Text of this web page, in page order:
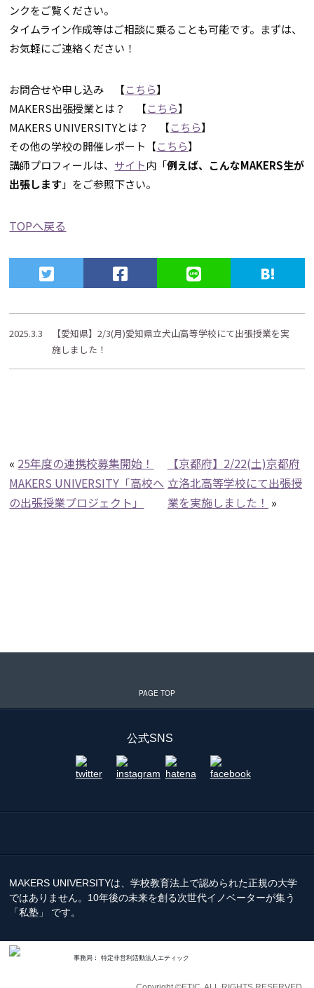
ンクをご覧ください。
タイムライン作成等はご相談に乗ることも可能です。まずは、
お気軽にご連絡ください！
お問合せや申し込み 【こちら】
MAKERS出張授業とは？ 【こちら】
MAKERS UNIVERSITYとは？ 【こちら】
その他の学校の開催レポート【こちら】
講師プロフィールは、 サイト内「例えば、こんなMAKERS生が
出張します」をご参照下さい。
TOPへ戻る
2025.3.3
【愛知県】2/3(月)愛知県立犬山高等学校にて出張授業を実
施しました！
« 25年度の連携校募集開始！
MAKERS UNIVERSITY「高校へ
の出張授業プロジェクト」
【京都府】2/22(土)京都府
立洛北高等学校にて出張授
業を実施しました！ »
公式SNS
MAKERS UNIVERSITYは、学校教育法上で認められた正規の大学
ではありません。10年後の未来を創る次世代イノベーターが集う
「私塾」 です。
事務局： 特定非営利活動法人エティック